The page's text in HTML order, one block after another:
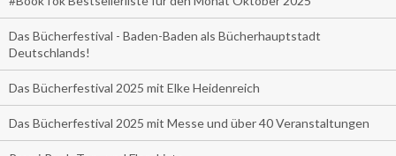
Das Bücherfestival - Baden-Baden als Bücherhauptstadt
Deutschlands!
Das Bücherfestival 2025 mit Elke Heidenreich
Das Bücherfestival 2025 mit Messe und über 40 Veranstaltungen